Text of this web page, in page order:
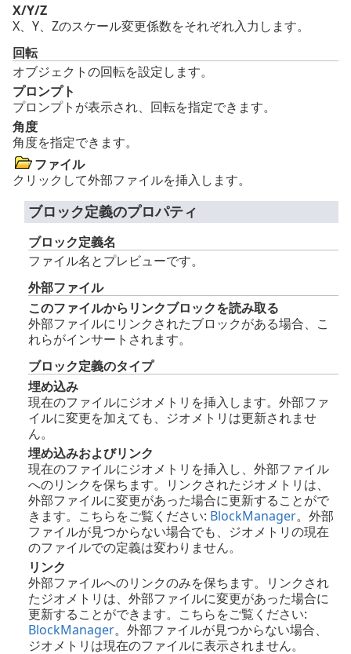
X/Y/Z
X、Y、Zのスケール変更係数をそれぞれ入力します。
回転
オブジェクトの回転を設定します。
プロンプト
プロンプトが表示され、回転を指定できます。
角度
角度を指定できます。
ファイル
クリックして外部ファイルを挿入します。
ブロック定義のプロパティ
ブロック定義名
ファイル名とプレビューです。
外部ファイル
このファイルからリンクブロックを読み取る
外部ファイルにリンクされたブロックがある場合、こ
れらがインサートされます。
ブロック定義のタイプ
埋め込み
現在のファイルにジオメトリを挿入します。外部ファ
イルに変更を加えても、ジオメトリは更新されませ
ん。
埋め込みおよびリンク
現在のファイルにジオメトリを挿入し、外部ファイル
へのリンクを保ちます。リンクされたジオメトリは、
外部ファイルに変更があった場合に更新することがで
きます。こちらをご覧ください: BlockManager。外部
ファイルが見つからない場合でも、ジオメトリの現在
のファイルでの定義は変わりません。
リンク
外部ファイルへのリンクのみを保ちます。リンクされ
たジオメトリは、外部ファイルに変更があった場合に
更新することができます。こちらをご覧ください:
BlockManager。外部ファイルが見つからない場合、
ジオメトリは現在のファイルに表示されません。